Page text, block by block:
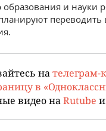
образования и науки
на телеграм-
в
видео на Rutube и